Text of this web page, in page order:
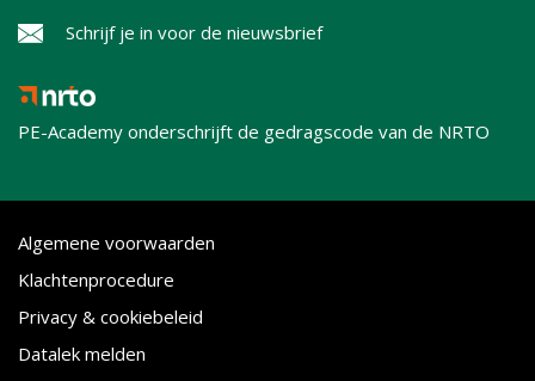
Schrijf je in voor de nieuwsbrief
PE-Academy onderschrijft de gedragscode van de NRTO
Algemene voorwaarden
Klachtenprocedure
Privacy & cookiebeleid
Datalek melden